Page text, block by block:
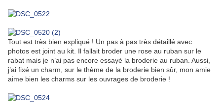
Tout est très bien expliqué ! Un pas à pas très détaillé avec
photos est joint au kit. Il fallait broder une rose au ruban sur le
rabat mais je n’ai pas encore essayé la broderie au ruban. Aussi,
j’ai fixé un charm, sur le thème de la broderie bien sûr, mon amie
aime bien les charms sur les ouvrages de broderie !